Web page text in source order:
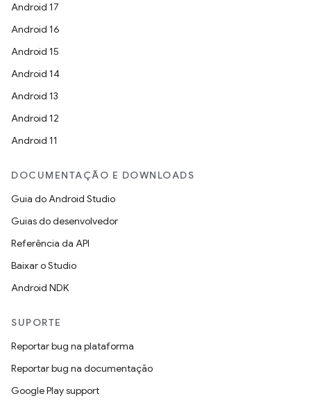
Android 17
Android 16
Android 15
Android 14
Android 13
Android 12
Android 11
DOCUMENTAÇÃO E DOWNLOADS
Guia do Android Studio
Guias do desenvolvedor
Referência da API
Baixar o Studio
Android NDK
SUPORTE
Reportar bug na plataforma
Reportar bug na documentação
Google Play support